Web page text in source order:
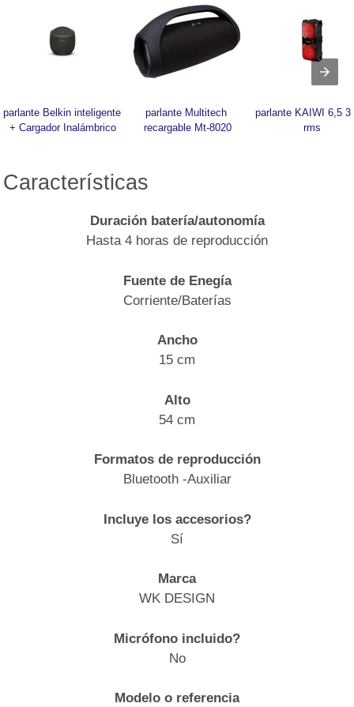
parlante Belkin inteligente
+ Cargador Inalámbrico
parlante Multitech
recargable Mt-8020
parlante KAIWI 6,5
rms
Características
Duración batería/autonomía
Hasta 4 horas de reproducción
Fuente de Enegía
Corriente/Baterías
Ancho
15 cm
Alto
54 cm
Formatos de reproducción
Bluetooth -Auxiliar
Incluye los accesorios?
Sí
Marca
WK DESIGN
Micrófono incluido?
No
Modelo o referencia